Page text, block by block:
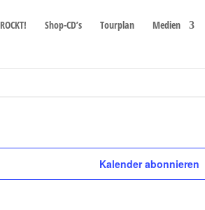
Shop-CD’s Tourplan Medien
nächsten bevorstehenden
Kalender abonnieren